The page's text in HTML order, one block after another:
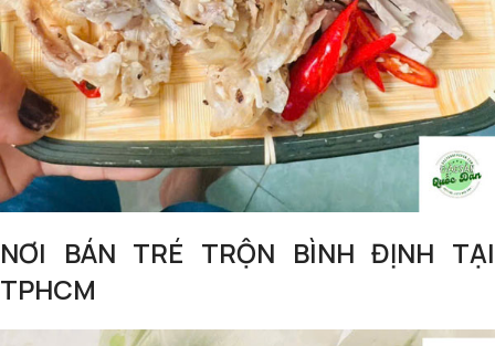
NƠI BÁN TRÉ TRỘN BÌNH ĐỊNH TẠI
TPHCM